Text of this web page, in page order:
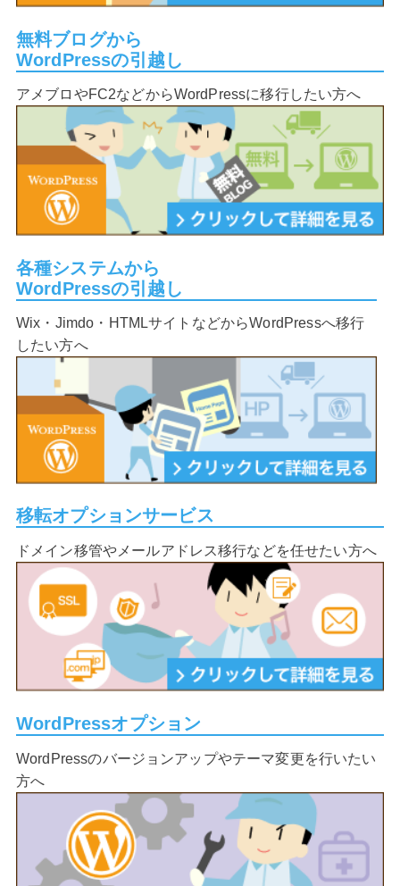
無料ブログから
WordPressの引越し
アメブロやFC2などからWordPressに移行したい方へ
各種システムから
WordPressの引越し
Wix・Jimdo・HTMLサイトなどからWordPressへ移行
したい方へ
移転オプションサービス
ドメイン移管やメールアドレス移行などを任せたい方へ
WordPressオプション
WordPressのバージョンアップやテーマ変更を行いたい
方へ